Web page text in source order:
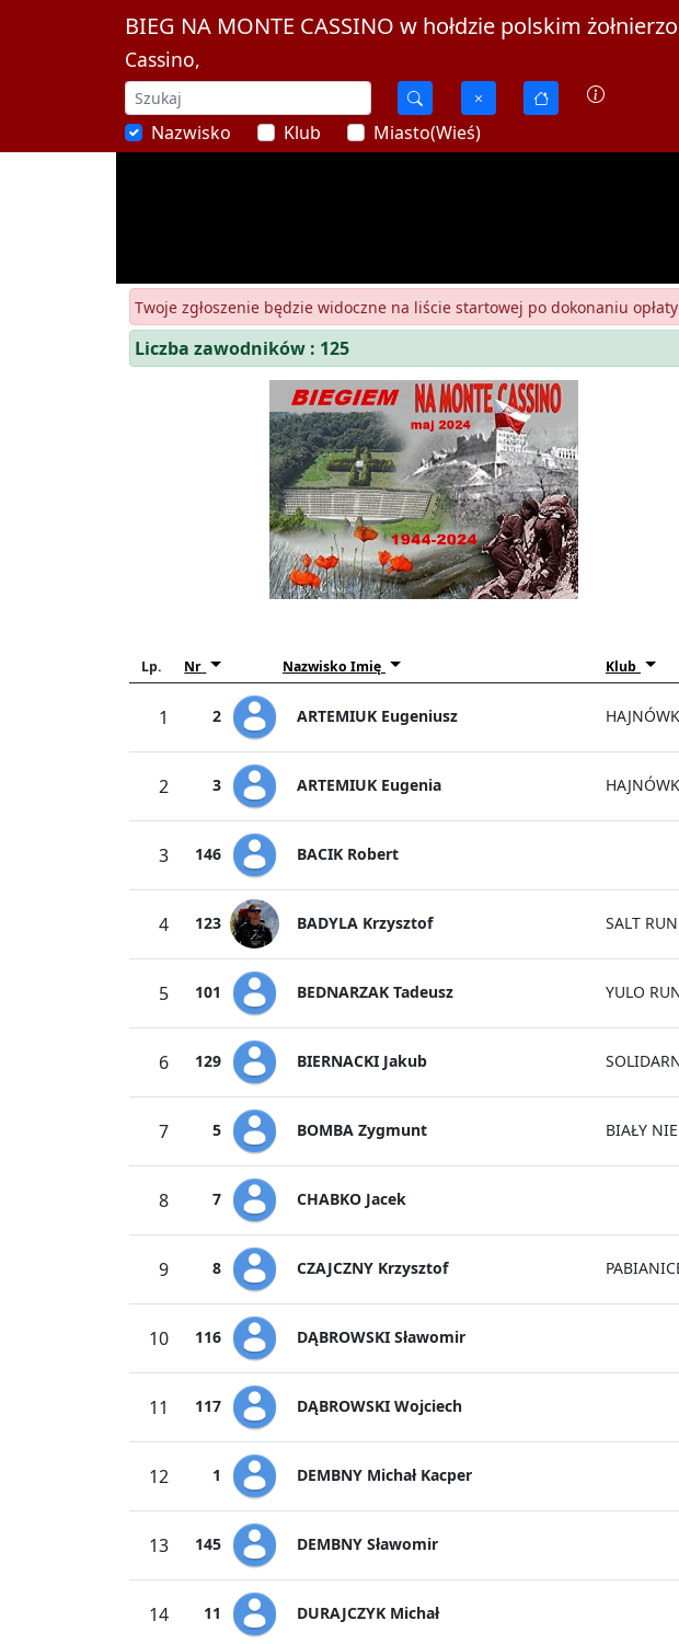
BIEG NA MONTE CASSINO w hołdzie polskim
Cassino,
Nazwisko Klub Miasto(Wieś)
Twoje zgłoszenie będzie widoczne na liście startowej po dokonaniu
Liczba zawodników : 125
Lp. Nr Nazwisko Imię Klub
1 2 ARTEMIUK Eugeniusz
2 3 ARTEMIUK Eugenia
3 146 BACIK Robert
4 123 BADYLA Krzysztof SALT
5 101 BEDNARZAK Tadeusz YULO
6 129 BIERNACKI Jakub
7 5 BOMBA Zygmunt BIAŁY
8 7 CHABKO Jacek
9 8 CZAJCZNY Krzysztof
10 116 DĄBROWSKI Sławomir
11 117 DĄBROWSKI Wojciech
12 1 DEMBNY Michał Kacper
13 145 DEMBNY Sławomir
14 11 DURAJCZYK Michał